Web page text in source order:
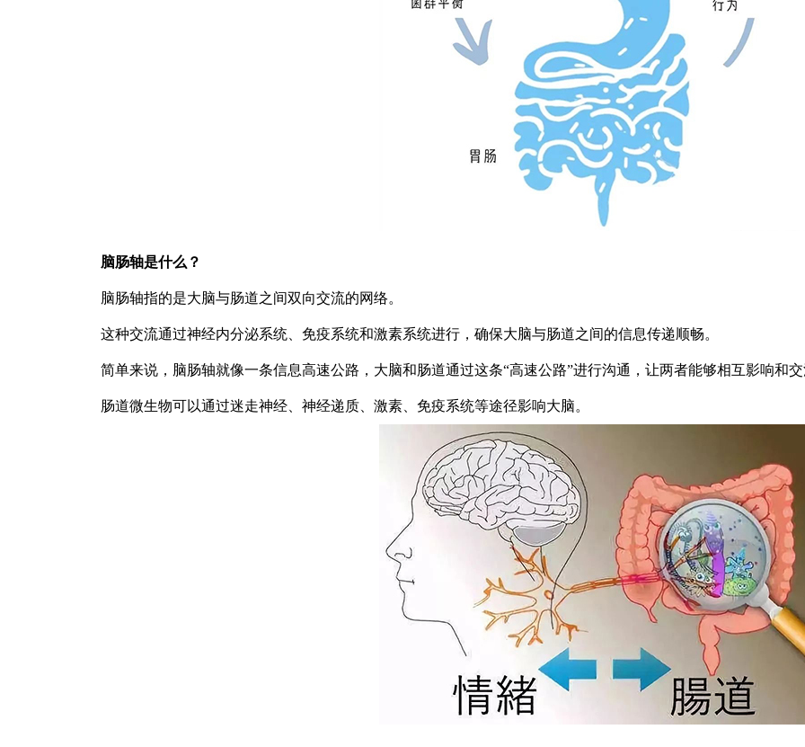
脑肠轴是什么？
脑肠轴指的是大脑与肠道之间双向交流的网络。
这种交流通过神经内分泌系统、免疫系统和激素系统进行，确保大脑与肠道之间的信息传递顺畅。
简单来说，脑肠轴就像一条信息高速公路，大脑和肠道通过这条“高速公路”进行沟通，让两者能够相互影响和
肠道微生物可以通过迷走神经、神经递质、激素、免疫系统等途径影响大脑。